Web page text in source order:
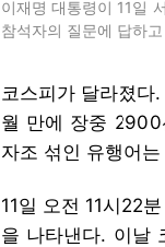
이재명 대통령이 11일
참석자의 질문에 답하
코스피가 달라졌
월 만에 장중 2900
자조 섞인 유행어
11일 오전 11시22
을 나타낸다. 이날